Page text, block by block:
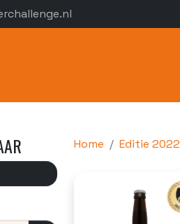
Home Editie 2022